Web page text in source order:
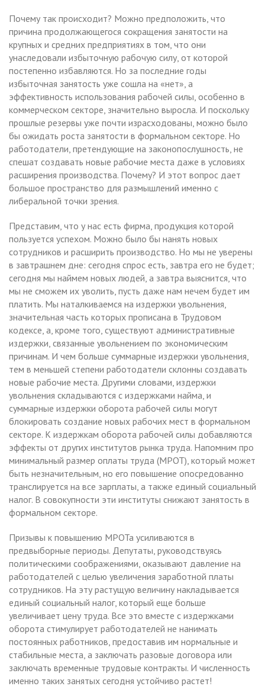
Почему так происходит? Можно предположить, что
причина продолжающегося сокращения занятости на
крупных и средних предприятиях в том, что они
унаследовали избыточную рабочую силу, от которой
постепенно избавляются. Но за последние годы
избыточная занятость уже сошла на «нет», а
эффективность использования рабочей силы, особенно в
коммерческом секторе, значительно выросла. И поскольку
прошлые резервы уже почти израсходованы, можно было
бы ожидать роста занятости в формальном секторе. Но
работодатели, претендующие на законопослушность, не
спешат создавать новые рабочие места даже в условиях
расширения производства. Почему? И этот вопрос дает
большое пространство для размышлений именно с
либеральной точки зрения.
Представим, что у нас есть фирма, продукция которой
пользуется успехом. Можно было бы нанять новых
сотрудников и расширить производство. Но мы не уверены
в завтрашнем дне: сегодня спрос есть, завтра его не будет;
сегодня мы наймем новых людей, а завтра выяснится, что
мы не сможем их уволить, пусть даже нам нечем будет им
платить. Мы наталкиваемся на издержки увольнения,
значительная часть которых прописана в Трудовом
кодексе, а, кроме того, существуют административные
издержки, связанные увольнением по экономическим
причинам. И чем больше суммарные издержки увольнения,
тем в меньшей степени работодатели склонны создавать
новые рабочие места. Другими словами, издержки
увольнения складываются с издержками найма, и
суммарные издержки оборота рабочей силы могут
блокировать создание новых рабочих мест в формальном
секторе. К издержкам оборота рабочей силы добавляются
эффекты от других институтов рынка труда. Напомним про
минимальный размер оплаты труда (МРОТ), который может
быть незначительным, но его повышение опосредованно
транслируется на все зарплаты, а также единый социальный
налог. В совокупности эти институты снижают занятость в
формальном секторе.
Призывы к повышению МРОТа усиливаются в
предвыборные периоды. Депутаты, руководствуясь
политическими соображениями, оказывают давление на
работодателей с целью увеличения заработной платы
сотрудников. На эту растущую величину накладывается
единый социальный налог, который еще больше
увеличивает цену труда. Все это вместе с издержками
оборота стимулирует работодателей не нанимать
постоянных работников, предоставив им нормальные и
стабильные места, а заключать разовые договора или
заключать временные трудовые контракты. И численность
именно таких занятых сегодня устойчиво растет!